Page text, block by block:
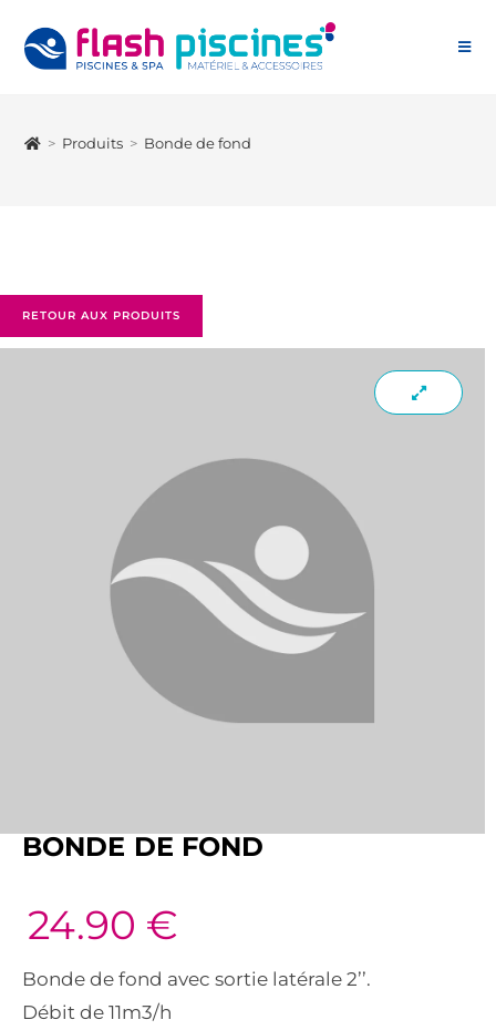
> Produits > Bonde de fond
BONDE DE FOND
24.90 €
Bonde de fond avec sortie latérale 2’’.
Débit de 11m3/h